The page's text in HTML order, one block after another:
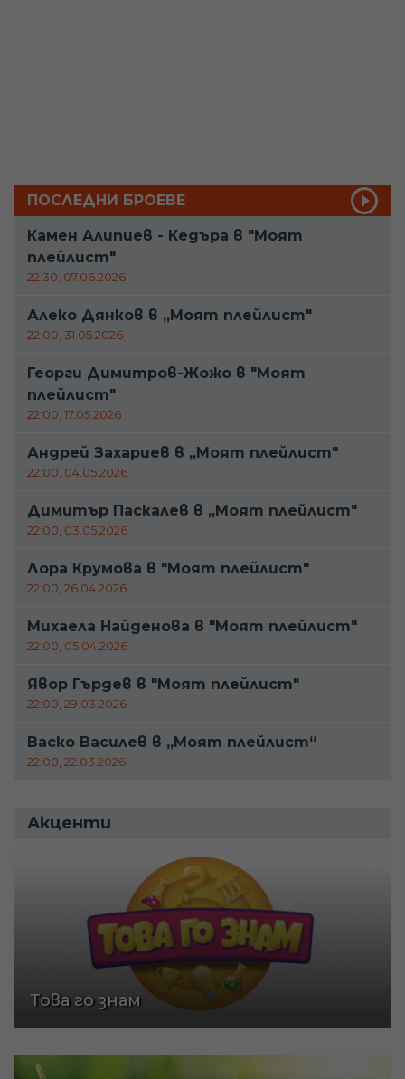
ПОСЛЕДНИ БРОЕВЕ
Камен Алипиев - Кедъра в "Моят
плейлист"
22:30, 07.06.2026
Алеко Дянков в „Моят плейлист"
22:00, 31.05.2026
Георги Димитров-Жожо в "Моят
плейлист"
22:00, 17.05.2026
Андрей Захариев в „Моят плейлист"
22:00, 04.05.2026
Димитър Паскалев в „Моят плейлист"
22:00, 03.05.2026
Лора Крумова в "Моят плейлист"
22:00, 26.04.2026
Михаела Найденова в "Моят плейлист"
22:00, 05.04.2026
Явор Гърдев в "Моят плейлист"
22:00, 29.03.2026
Васко Василев в „Моят плейлист“
22:00, 22.03.2026
Акценти
Това го знам